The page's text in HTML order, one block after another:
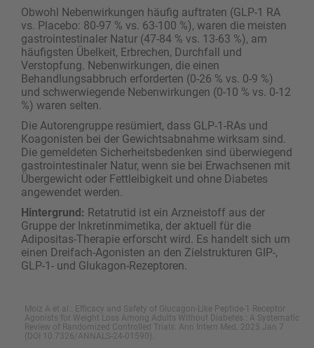
Obwohl Nebenwirkungen häufig auftraten (GLP-1 RA
vs. Placebo: 80-97 % vs. 63-100 %), waren die meisten
gastrointestinaler Natur (47-84 % vs. 13-63 %), am
häufigsten Übelkeit, Erbrechen, Durchfall und
Verstopfung. Nebenwirkungen, die einen
Behandlungsabbruch erforderten (0-26 % vs. 0-9 %)
und schwerwiegende Nebenwirkungen (0-10 % vs. 0-12
%) waren selten.
Die Autorengruppe resümiert, dass GLP-1-RAs und
Koagonisten bei der Gewichtsabnahme wirksam sind.
Die gemeldeten Sicherheitsbedenken sind überwiegend
gastrointestinaler Natur, wenn sie bei Erwachsenen mit
Übergewicht oder Fettleibigkeit und ohne Diabetes
angewendet werden.
Hintergrund: Retatrutid ist ein Arzneistoff aus der
Gruppe der Inkretinmimetika, der aktuell für die
Adipositas-Therapie erforscht wird. Es handelt sich um
einen Dreifach-Agonisten an den Zielstrukturen GIP-,
GLP-1- und Glukagon-Rezeptoren.
Moiz A et al.: Efficacy and Safety of Glucagon-Like Peptide-1 Receptor
Agonists for Weight Loss Among Adults Without Diabetes : A Systematic
Review of Randomized Controlled Trials. Ann Intern Med. 2025 Jan 7
(DOI 10.7326/ANNALS-24-01590).